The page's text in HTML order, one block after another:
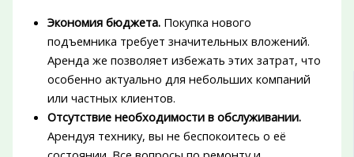
Экономия бюджета.Покупка нового
подъемника требует значительных вложений.
Аренда же позволяет избежать этих затрат, что
особенно актуально для небольших компаний
или частных клиентов.
Отсутствие необходимости в обслуживании.
Арендуя технику, вы не беспокоитесь о её